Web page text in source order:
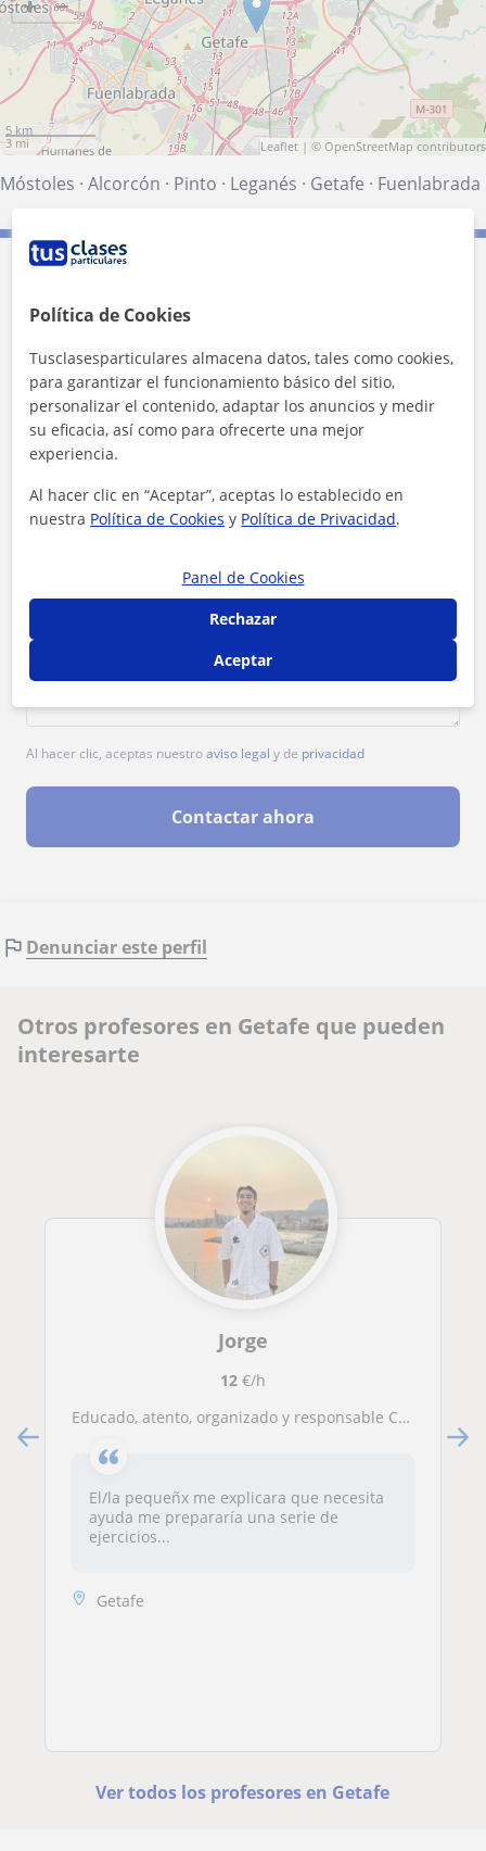
5 km
3 mi
Leaflet | © OpenStreetMap contributors
Móstoles · Alcorcón · Pinto · Leganés · Getafe · Fuenlabrada
1ª clase gratis
Al hacer clic, aceptas nuestroaviso legal y de privacidad
Contactar ahora
Denunciar este perfil
Otros profesores en Getafe que pueden
interesarte
Jorge
12€/h
Educado, atento, organizado y responsable Clases a niños que estén en la ESO cualquier curso y edad
El/la pequeñx me explicara que necesita
ayuda me prepararía una serie de
ejercicios...
Getafe
Ver todos los profesores en Getafe
Política de Cookies
Tusclasesparticulares almacena datos, tales como cookies,
para garantizar el funcionamiento básico del sitio,
personalizar el contenido, adaptar los anuncios y medir
su eficacia, así como para ofrecerte una mejor
experiencia.
Al hacer clic en “Aceptar”, aceptas lo establecido en
nuestra Política de Cookies y Política de Privacidad.
Panel de Cookies
Rechazar
Aceptar